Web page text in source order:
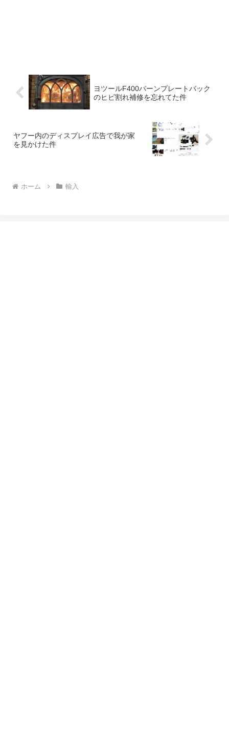
ヨツールF400バーンプレートバック
のヒビ割れ補修を忘れてた件
ヤフー内のディスプレイ広告で我が家
を見かけた件
ホーム 輸入